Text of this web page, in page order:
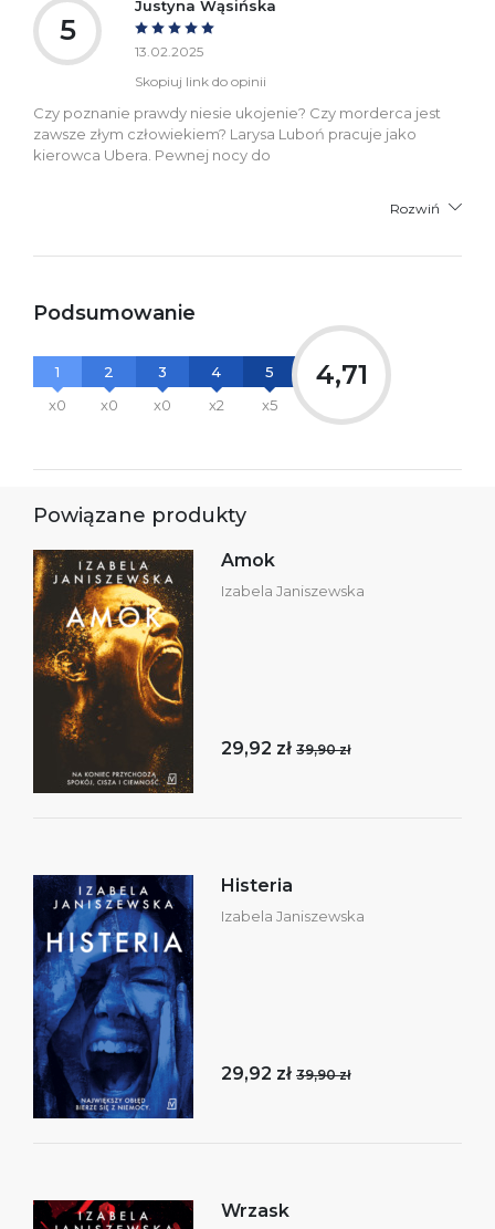
5
Justyna Wąsińska
13.02.2025
Skopiuj link do opinii
Czy poznanie prawdy niesie ukojenie? Czy morderca jest
zawsze złym człowiekiem? Larysa Luboń pracuje jako
kierowca Ubera. Pewnej nocy do
Rozwiń
Podsumowanie
1
x0
2
x0
3
x0
4
x2
5
x5
4,71
Powiązane produkty
Amok
Izabela Janiszewska
29,92 zł 39,90 zł
Histeria
Izabela Janiszewska
29,92 zł 39,90 zł
Wrzask